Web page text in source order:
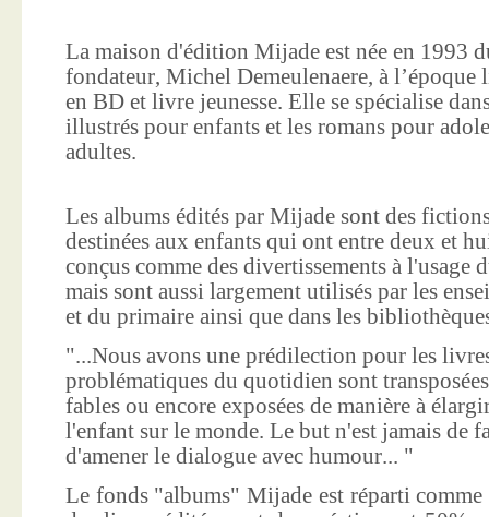
La maison d'édition Mijade est née en 1993
fondateur, Michel Demeulenaere, à l’époque
en BD et livre jeunesse. Elle se spécialise
illustrés pour enfants et les romans pour
adultes.
Les albums édités par Mijade sont des
destinées aux enfants qui ont entre deux et
conçus comme des divertissements à
mais sont aussi largement utilisés par les
et du primaire ainsi que dans les
"...Nous avons une prédilection pour les
problématiques du quotidien sont
fables ou encore exposées de manière à
l'enfant sur le monde. Le but n'est jamais de
d'amener le dialogue avec humour... "
Le fonds "albums" Mijade est réparti